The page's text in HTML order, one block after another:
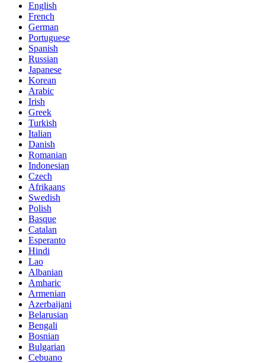
English
French
German
Portuguese
Spanish
Russian
Japanese
Korean
Arabic
Irish
Greek
Turkish
Italian
Danish
Romanian
Indonesian
Czech
Afrikaans
Swedish
Polish
Basque
Catalan
Esperanto
Hindi
Lao
Albanian
Amharic
Armenian
Azerbaijani
Belarusian
Bengali
Bosnian
Bulgarian
Cebuano